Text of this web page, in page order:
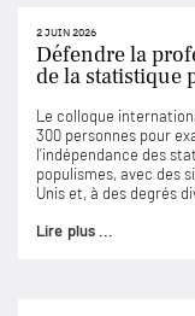
2 JUIN 2026
Défendre la
de la statistique
Le colloque
300 personnes pour
l’indépendance des
populismes, avec des
Unis et, à des degrés
Lire plus ...